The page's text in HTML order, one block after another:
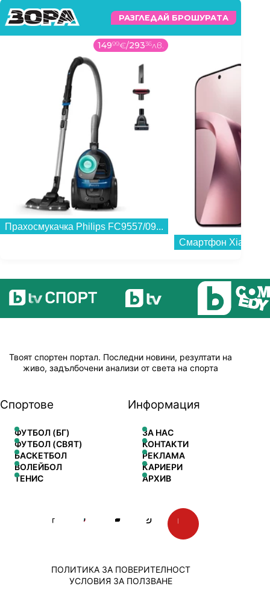
РАЗГЛЕДАЙ БРОШУРАТА
14999€/29336лв.
Прахосмукачка Philips FC9557/09...
Твоят спортен портал. Последни новини, резултати на
живо, задълбочени анализи от света на спорта
Спортове
ФУТБОЛ (БГ)
ФУТБОЛ (СВЯТ)
БАСКЕТБОЛ
ВОЛЕЙБОЛ
ТЕНИС
Информация
ЗА НАС
КОНТАКТИ
РЕКЛАМА
КАРИЕРИ
АРХИВ
ПОЛИТИКА ЗА ПОВЕРИТЕЛНОСТ
УСЛОВИЯ ЗА ПОЛЗВАНЕ